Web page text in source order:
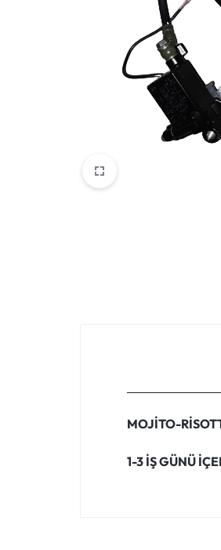
YAMAHA
MOJİTO-
1-3 İŞ GÜNÜ